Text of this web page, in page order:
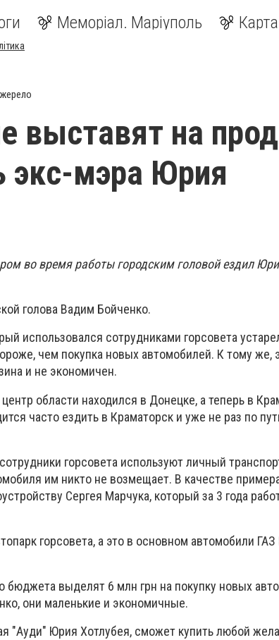
Меморіал. Маріуполь
выставят на
экс-мэра Юрия
во время работы городским головой ездил
голова Вадим Бойченко.
использовался сотрудниками горсовета
чем покупка новых автомобилей. К тому же,
и не экономичен.
области находился в Донецке, а теперь в
часто ездить в Краматорск и уже не раз по
горсовета используют личный
им никто не возмещает. В качестве
Сергея Марчука, который за 3 года
горсовета, а это в основном автомобили
бюджета выделят 6 млн грн на покупку новых
они маленькие и экономичные.
"Ауди" Юрия Хотлубея, сможет купить любой